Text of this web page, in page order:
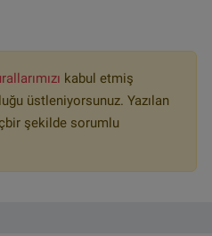
kabul etmiş
üstleniyorsunuz. Yazılan
şekilde sorumlu